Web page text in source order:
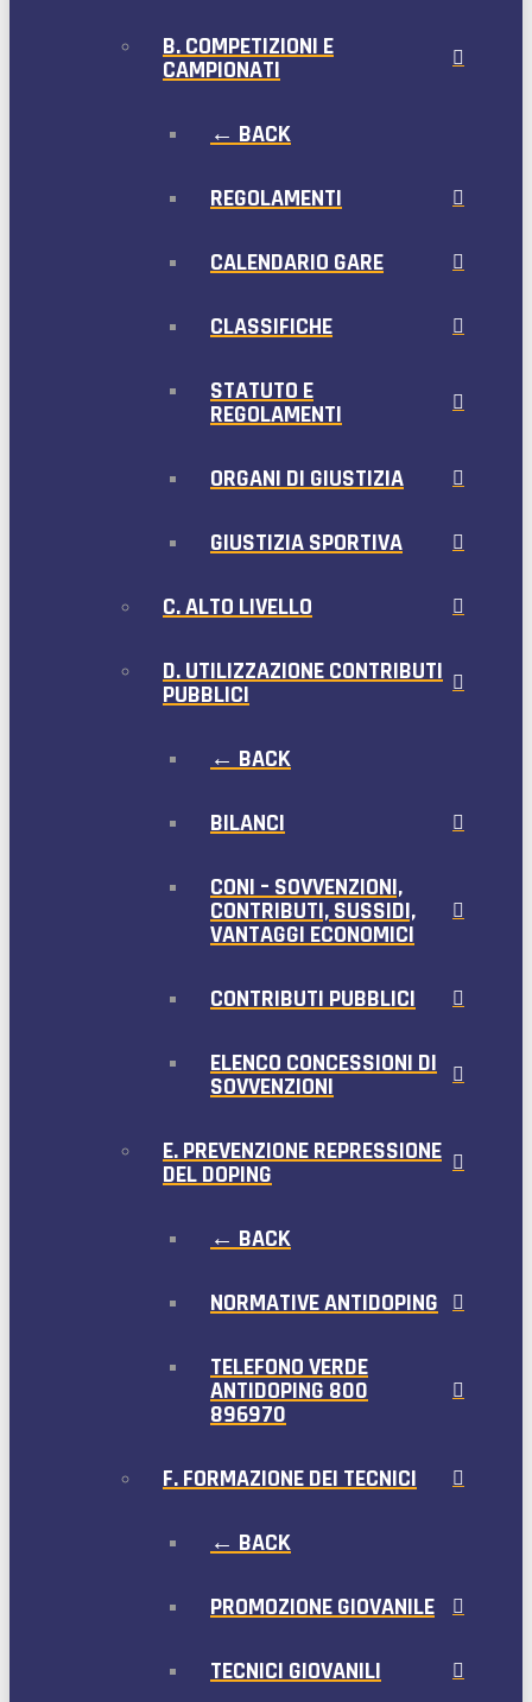
B. COMPETIZIONI E
CAMPIONATI
← BACK
REGOLAMENTI
CALENDARIO GARE
CLASSIFICHE
STATUTO E
REGOLAMENTI
ORGANI DI GIUSTIZIA
GIUSTIZIA SPORTIVA
C. ALTO LIVELLO
D. UTILIZZAZIONE CONTRIBUTI
PUBBLICI
← BACK
BILANCI
CONI – SOVVENZIONI,
CONTRIBUTI, SUSSIDI,
VANTAGGI ECONOMICI
CONTRIBUTI PUBBLICI
ELENCO CONCESSIONI DI
SOVVENZIONI
E. PREVENZIONE REPRESSIONE
DEL DOPING
← BACK
NORMATIVE ANTIDOPING
TELEFONO VERDE
ANTIDOPING 800
896970
F. FORMAZIONE DEI TECNICI
← BACK
PROMOZIONE GIOVANILE
TECNICI GIOVANILI